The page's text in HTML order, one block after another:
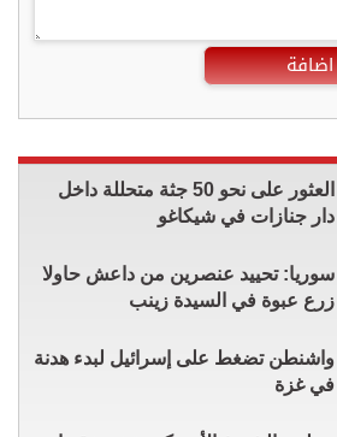
اضافة
العثور على نحو 50 جثة متحللة داخل
دار جنازات في شيكاغو
سوريا: تحييد عنصرين من داعش حاولا
زرع عبوة في السيدة زينب
واشنطن تضغط على إسرائيل لبدء هدنة
في غزة